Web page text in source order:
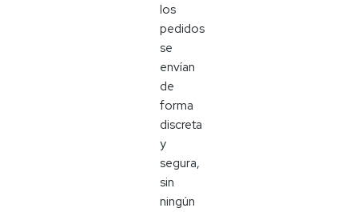
los
pedidos
se
envían
de
forma
discreta
y
segura,
sin
ningún